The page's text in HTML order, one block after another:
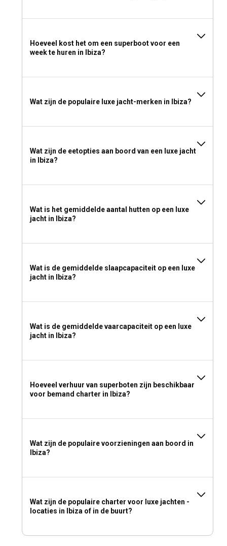
Hoeveel kost het om een superboot voor een
week te huren in Ibiza?
Wat zijn de populaire luxe jacht-merken in Ibiza?
Wat zijn de eetopties aan boord van een luxe jacht
in Ibiza?
Wat is het gemiddelde aantal hutten op een luxe
jacht in Ibiza?
Wat is de gemiddelde slaapcapaciteit op een luxe
jacht in Ibiza?
Wat is de gemiddelde vaarcapaciteit op een luxe
jacht in Ibiza?
Hoeveel verhuur van superboten zijn beschikbaar
voor bemand charter in Ibiza?
Wat zijn de populaire voorzieningen aan boord in
Ibiza?
Wat zijn de populaire charter voor luxe jachten -
locaties in Ibiza of in de buurt?